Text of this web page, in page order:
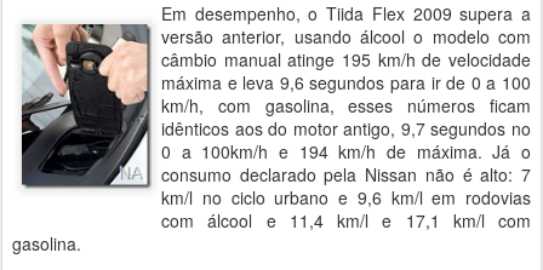
Em desempenho, o Tiida Flex 2009 supera a
versão anterior, usando álcool o modelo com
câmbio manual atinge 195 km/h de velocidade
máxima e leva 9,6 segundos para ir de 0 a 100
km/h, com gasolina, esses números ficam
idênticos aos do motor antigo, 9,7 segundos no
0 a 100km/h e 194 km/h de máxima. Já o
consumo declarado pela Nissan não é alto: 7
km/l no ciclo urbano e 9,6 km/l em rodovias
com álcool e 11,4 km/l e 17,1 km/l com
gasolina.